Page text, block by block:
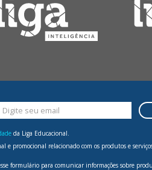
Digite seu email
da Liga Educacional.
e promocional relacionado com os produtos e
formulário para comunicar informações sobre